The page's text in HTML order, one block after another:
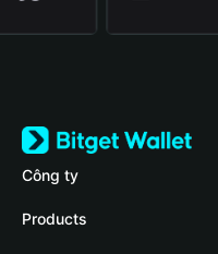
Công ty
Về Bitget Wallet
Products